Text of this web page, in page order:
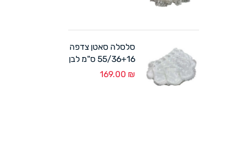
סלסלה סאטן צדפה
55/36+16 ס"מ לבן
169.00 ₪